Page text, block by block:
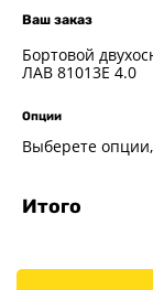
Ваш заказ
Бортовой
ЛАВ 81013E 4.0
Опции
Выберете
Итого